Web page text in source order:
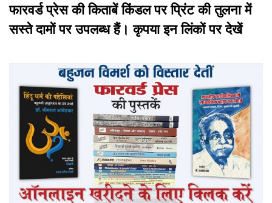
फारवर्ड प्रेस की किताबें किंडल पर प्रिंट की तुलना में
सस्ते दामों पर उपलब्ध हैं। कृपया इन लिंकों पर देखें